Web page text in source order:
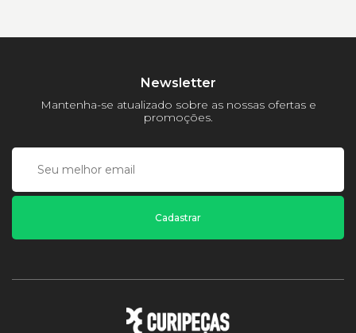
Newsletter
Mantenha-se atualizado sobre as nossas ofertas e
promoções.
Cadastrar